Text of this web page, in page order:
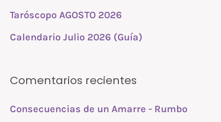
Taróscopo AGOSTO 2026
Calendario Julio 2026 (Guía)
Comentarios recientes
Consecuencias de un Amarre - Rumbo